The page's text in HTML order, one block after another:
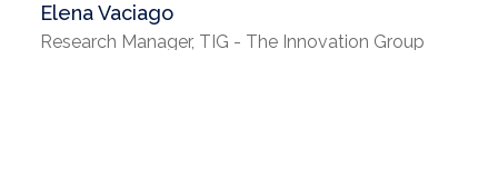
Elena Vaciago
Research Manager, TIG - The Innovation Group